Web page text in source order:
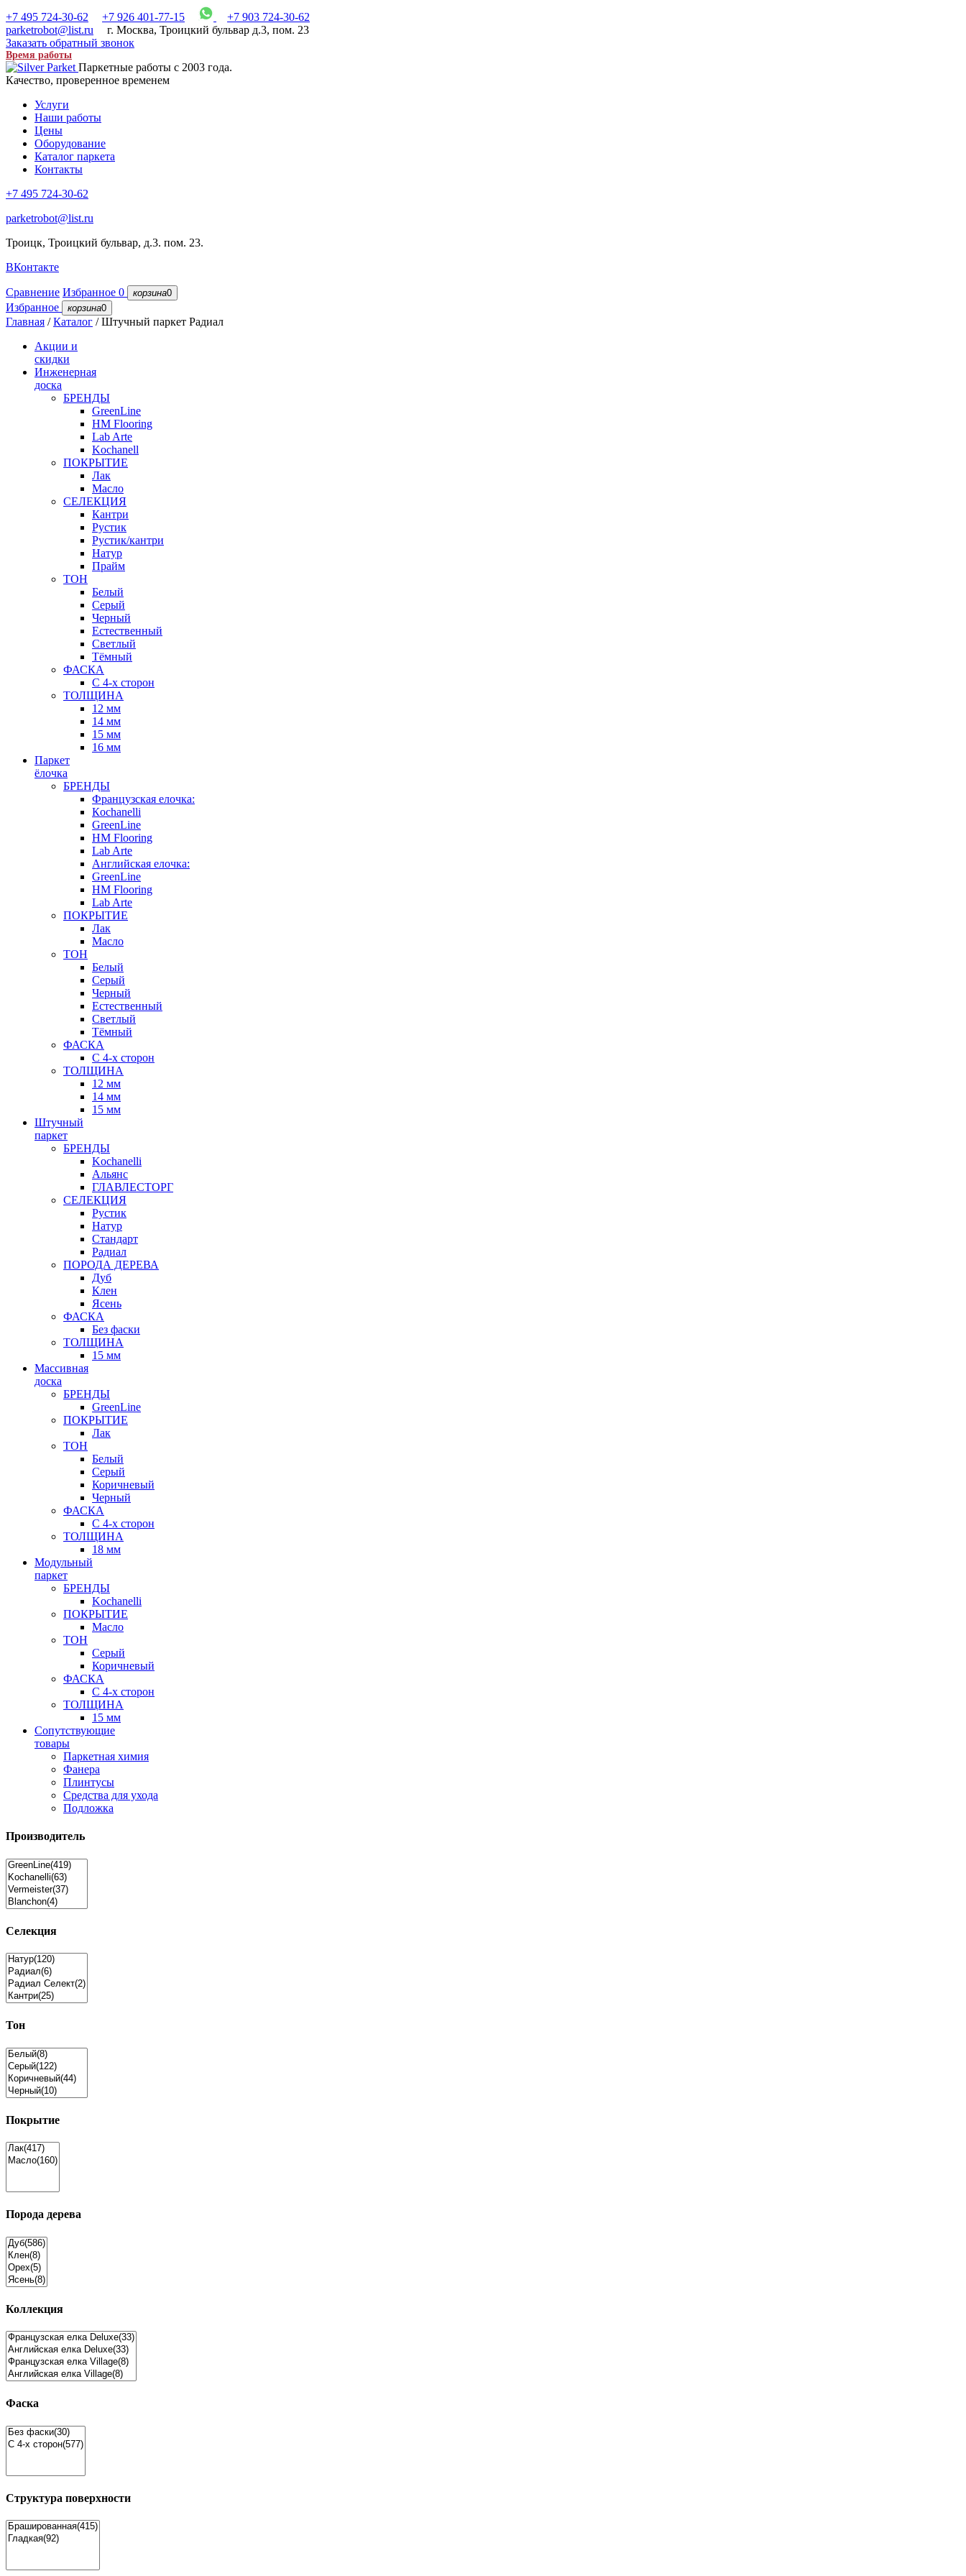
+7 495 724-30-62 +7 926 401-77-15
+7 903 724-30-62
parketrobot@list.ru
г. Москва, Троицкий бульвар д.3, пом. 23
Заказать обратный звонок
Время работы
Паркетные работы с 2003 года.
Качество, проверенное временем
Услуги
Наши работы
Цены
Оборудование
Каталог паркета
Контакты
+7 495 724-30-62
parketrobot@list.ru
Троицк, Троицкий бульвар, д.3. пом. 23.
ВКонтакте
Сравнение Избранное 0 корзина0
Избранное корзина0
Главная / Каталог / Штучный паркет Радиал
Акции и
скидки
Инженерная
доска
БРЕНДЫ
GreenLine
HM Flooring
Lab Arte
Kochanell
ПОКРЫТИЕ
Лак
Масло
СЕЛЕКЦИЯ
Кантри
Рустик
Рустик/кантри
Натур
Прайм
ТОН
Белый
Серый
Черный
Естественный
Светлый
Тёмный
ФАСКА
С 4-х сторон
ТОЛЩИНА
12 мм
14 мм
15 мм
16 мм
Паркет
ёлочка
БРЕНДЫ
Французская елочка:
Кochanelli
GreenLine
HM Flooring
Lab Arte
Английская елочка:
GreenLine
HM Flooring
Lab Arte
ПОКРЫТИЕ
Лак
Масло
ТОН
Белый
Серый
Черный
Естественный
Светлый
Тёмный
ФАСКА
С 4-х сторон
ТОЛЩИНА
12 мм
14 мм
15 мм
Штучный
паркет
БРЕНДЫ
Kochanelli
Альянс
ГЛАВЛЕСТОРГ
СЕЛЕКЦИЯ
Рустик
Натур
Стандарт
Радиал
ПОРОДА ДЕРЕВА
Дуб
Клен
Ясень
ФАСКА
Без фаски
ТОЛЩИНА
15 мм
Массивная
доска
БРЕНДЫ
GreenLine
ПОКРЫТИЕ
Лак
ТОН
Белый
Серый
Коричневый
Черный
ФАСКА
С 4-х сторон
ТОЛЩИНА
18 мм
Модульный
паркет
БРЕНДЫ
Kochanelli
ПОКРЫТИЕ
Масло
ТОН
Серый
Коричневый
ФАСКА
С 4-х сторон
ТОЛЩИНА
15 мм
Сопутствующие
товары
Паркетная химия
Фанера
Плинтусы
Средства для ухода
Подложка
Производитель
Селекция
Тон
Покрытие
Порода дерева
Коллекция
Фаска
Структура поверхности